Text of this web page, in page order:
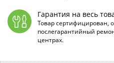
Гарантия на весь
Товар сертифицирован,
послегарантийный
центрах.